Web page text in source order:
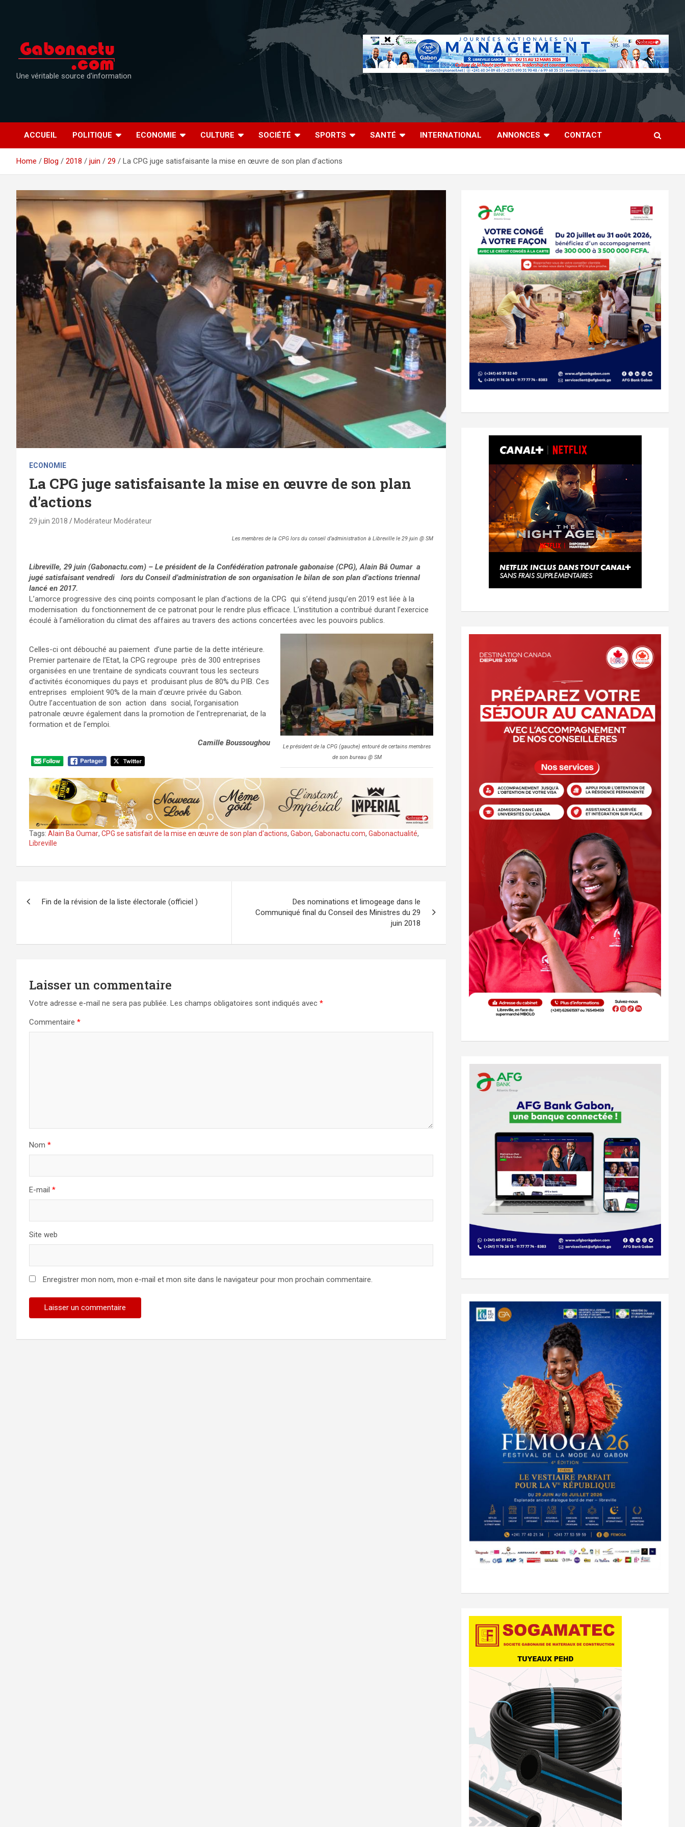
Une véritable source d'information
ACCUEIL POLITIQUE ECONOMIE CULTURE SOCIÉTÉ SPORTS SANTÉ INTERNATIONAL ANNONCES CONTACT
Home Blog 2018 juin 29 La CPG juge satisfaisante la mise en œuvre de son plan d’actions
ECONOMIE
La CPG juge satisfaisante la mise en œuvre de son plan
d’actions
29 juin 2018 Modérateur Modérateur
Les membres de la CPG lors du conseil d’administration à Libreville le 29 juin @ SM
Libreville, 29 juin (Gabonactu.com) – Le président de la Confédération patronale gabonaise (CPG), Alain Bâ Oumar a
jugé satisfaisant vendredi lors du Conseil d’administration de son organisation le bilan de son plan d’actions triennal
lancé en 2017.
L’amorce progressive des cinq points composant le plan d’actions de la CPG qui s’étend jusqu’en 2019 est liée à la
modernisation du fonctionnement de ce patronat pour le rendre plus efficace. L’institution a contribué durant l’exercice
écoulé à l’amélioration du climat des affaires au travers des actions concertées avec les pouvoirs publics.
Le président de la CPG (gauche) entouré de certains membres
de son bureau @ SM
Celles-ci ont débouché au paiement d’une partie de la dette intérieure.
Premier partenaire de l’Etat, la CPG regroupe près de 300 entreprises
organisées en une trentaine de syndicats couvrant tous les secteurs
d’activités économiques du pays et produisant plus de 80% du PIB. Ces
entreprises emploient 90% de la main d’œuvre privée du Gabon.
Outre l’accentuation de son action dans social, l’organisation
patronale œuvre également dans la promotion de l’entreprenariat, de la
formation et de l’emploi.
Camille Boussoughou
Tags: Alain Ba Oumar, CPG se satisfait de la mise en œuvre de son plan d'actions, Gabon, Gabonactu.com, Gabonactualité,
Libreville
de
Fin de la révision de la liste électorale (officiel )
Des nominations et limogeage dans le
Communiqué final du Conseil des Ministres du 29
juin 2018
Laisser un commentaire
Votre adresse e-mail ne sera pas publiée. Les champs obligatoires sont indiqués avec *
Commentaire *
Nom *
E-mail *
Site web
Enregistrer mon nom, mon e-mail et mon site dans le navigateur pour mon prochain commentaire.